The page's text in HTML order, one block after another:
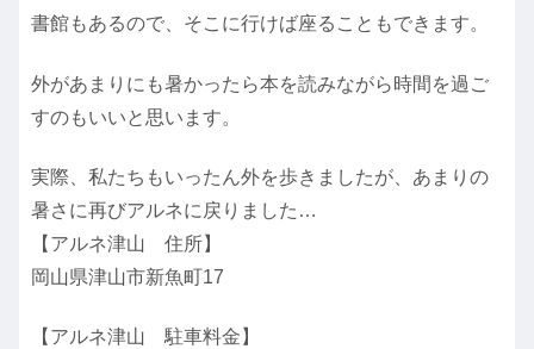
書館もあるので、そこに行けば座ることもできます。
外があまりにも暑かったら本を読みながら時間を過ご
すのもいいと思います。
実際、私たちもいったん外を歩きましたが、あまりの
暑さに再びアルネに戻りました…
【アルネ津山 住所】
岡山県津山市新魚町17
【アルネ津山 駐車料金】